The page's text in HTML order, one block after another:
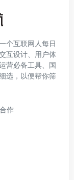
个互联网人每日
互设计、用户体
营必备工具、国
选，以便帮你筛
作